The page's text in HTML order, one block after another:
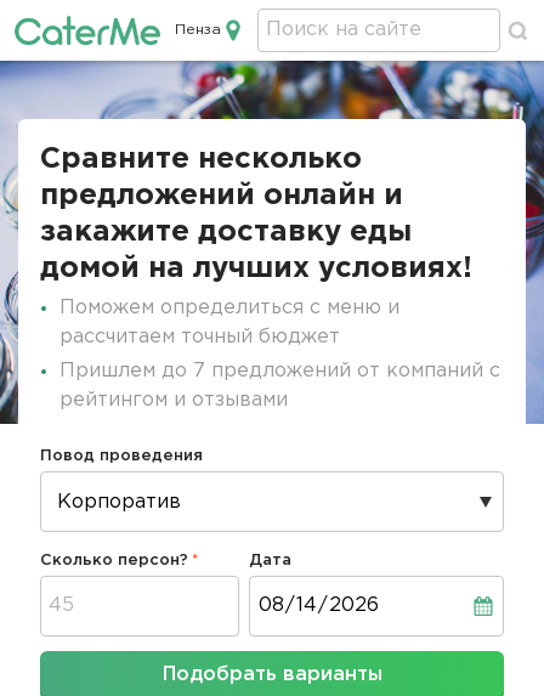
Кейтеринг в Пензе
Пенза
Сравните несколько
предложений онлайн и
закажите доставку еды
домой на лучших условиях!
Поможем определиться с меню и
рассчитаем точный бюджет
Пришлем до 7 предложений от компаний с
рейтингом и отзывами
Повод проведения
Сколько персон? Дата
Подобрать варианты